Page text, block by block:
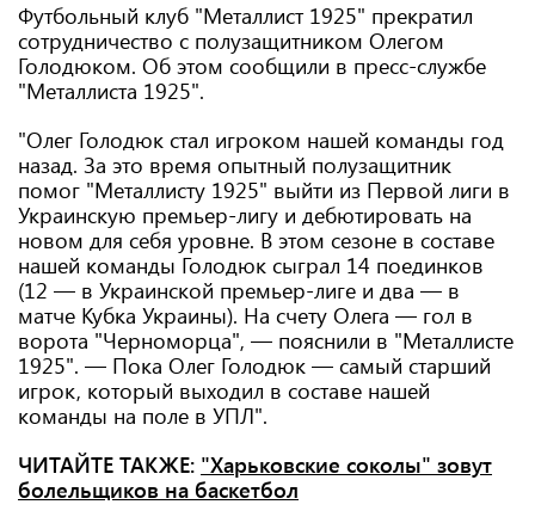
Футбольный клуб "Металлист 1925" прекратил
сотрудничество с полузащитником Олегом
Голодюком. Об этом сообщили в пресс-службе
"Металлиста 1925".
"Олег Голодюк стал игроком нашей команды год
назад. За это время опытный полузащитник
помог "Металлисту 1925" выйти из Первой лиги в
Украинскую премьер-лигу и дебютировать на
новом для себя уровне. В этом сезоне в составе
нашей команды Голодюк сыграл 14 поединков
(12 — в Украинской премьер-лиге и два — в
матче Кубка Украины). На счету Олега — гол в
ворота "Черноморца", — пояснили в "Металлисте
1925". — Пока Олег Голодюк — самый старший
игрок, который выходил в составе нашей
команды на поле в УПЛ".
ЧИТАЙТЕ ТАКЖЕ: "Харьковские соколы" зовут
болельщиков на баскетбол